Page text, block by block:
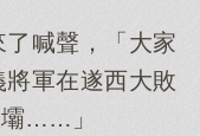
喊聲，「大家
軍在遂西大敗
壩……」